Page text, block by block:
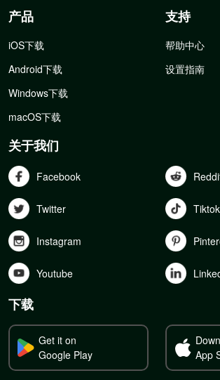
产品
iOS下载
Android下载
Windows下载
macOS下载
支持
帮助中心
设置指南
关于我们
Facebook
Twitter Tiktok
Instagram
Youtube
下载
Get it on
Google Play
App